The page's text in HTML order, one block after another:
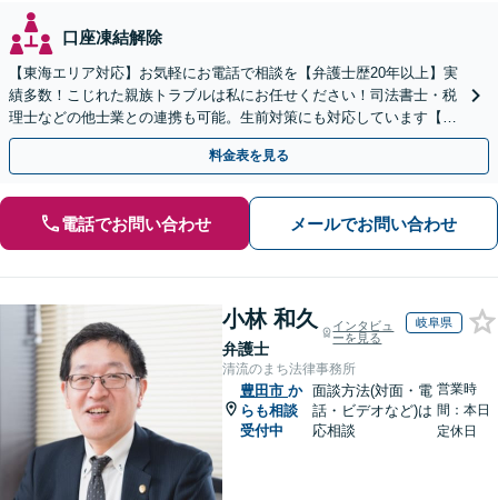
口座凍結解除
【東海エリア対応】お気軽にお電話で相談を【弁護士歴20年以上】実
績多数！こじれた親族トラブルは私にお任せください！司法書士・税
理士などの他士業との連携も可能。生前対策にも対応しています【夜
間・休日面談可】【完全個室・秘密厳守】
料金表を見る
電話でお問い合わせ メールでお問い合わせ
小林 和久
弁護士
インタビュ
ーを見る
岐阜県
清流のまち法律事務所
豊田市 か
らも相談
受付中
面談方法(対面・電
話・ビデオなど)は
応相談
営業時
間：本日
定休日